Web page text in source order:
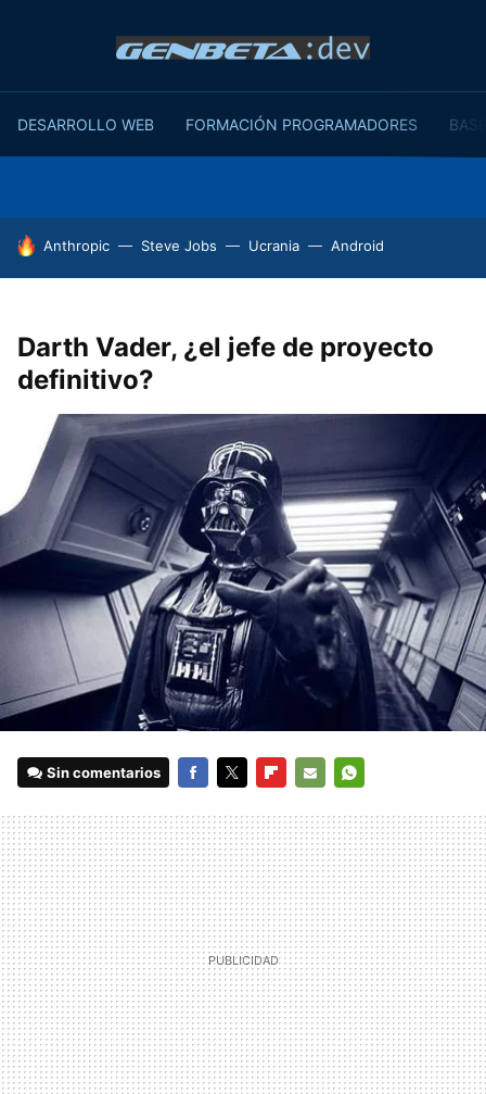
DESARROLLO WEB FORMACIÓN PROGRAMADORES
HOY SE HABLA DE
Anthropic Steve Jobs Ucrania Android
Darth Vader, ¿el jefe de proyecto
definitivo?
Sin comentarios
MAIL